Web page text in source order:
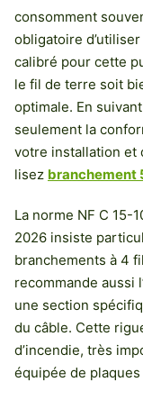
consomment
obligatoire
calibré pour cette
le fil de terre soit
optimale. En
seulement la
votre installation et
lisez branchement
La norme NF C 15-
2026 insiste
branchements à 4
recommande aussi
une section
du câble. Cette
d’incendie, très
équipée de